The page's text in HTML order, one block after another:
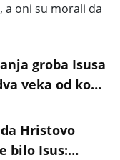
a oni su morali da
groba Isusa
veka od kog
klecnula
šta je
Hristovo
bilo Isus: